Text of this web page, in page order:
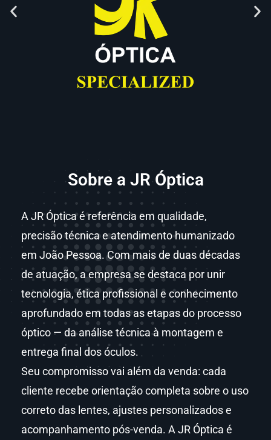
Sobre a JR Óptica
A JR Óptica é referência em qualidade,
precisão técnica e atendimento humanizado
em João Pessoa. Com mais de duas décadas
de atuação, a empresa se destaca por unir
tecnologia, ética profissional e conhecimento
aprofundado em todas as etapas do processo
óptico — da análise técnica à montagem e
entrega final dos óculos.
Seu compromisso vai além da venda: cada
cliente recebe orientação completa sobre o uso
correto das lentes, ajustes personalizados e
acompanhamento pós-venda. A JR Óptica é